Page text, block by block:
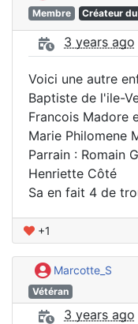
Membre Créateur
3 years ago
Voici une autre
Baptiste de l'ile-
Francois Madore
Marie Philomene
Parrain : Romain
Henriette Côté
Sa en fait 4 de
+1
Marcotte_S
Vétéran
3 years ago